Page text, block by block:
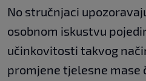
No stručnjaci
osobnom iskustvu
učinkovitosti takvog
promjene tjelesne mase